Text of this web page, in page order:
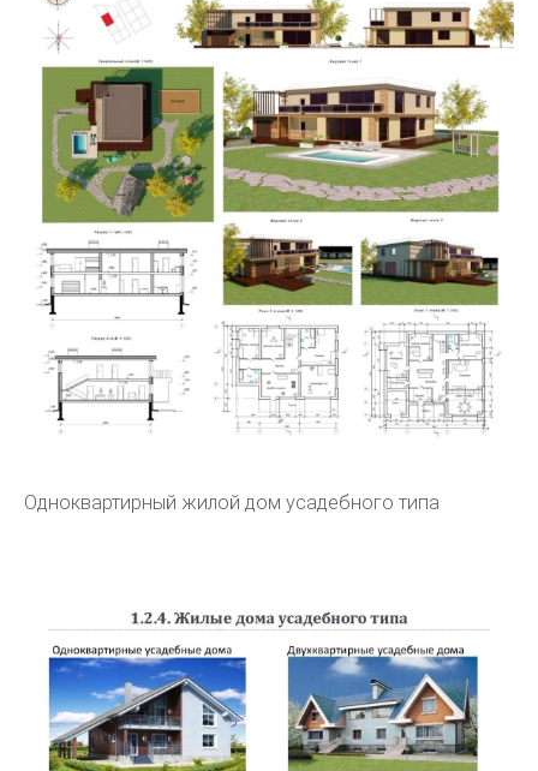
Одноквартирный жилой дом усадебного типа